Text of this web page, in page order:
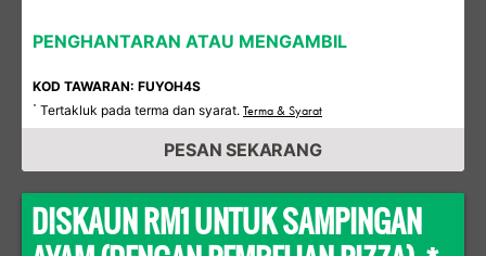
PENGHANTARAN ATAU MENGAMBIL
KOD TAWARAN: FUYOH4S
* Tertakluk pada terma dan syarat. Terma & Syarat
PESAN SEKARANG
DISKAUN RM1 UNTUK SAMPINGAN